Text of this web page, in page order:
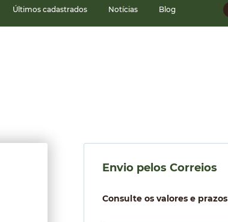
Últimos cadastrados Notícias Blog
Envio pelos Correios
Consulte os valores e prazos